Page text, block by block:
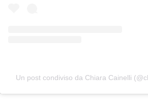
Un post condiviso da Chiara Cainelli